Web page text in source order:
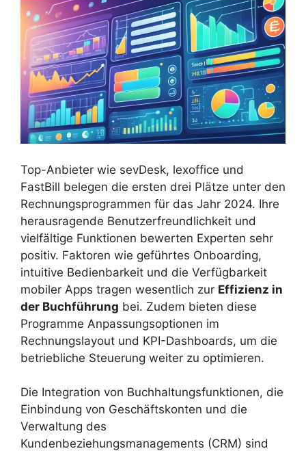
Top-Anbieter wie sevDesk, lexoffice und
FastBill belegen die ersten drei Plätze unter den
Rechnungsprogrammen für das Jahr 2024. Ihre
herausragende Benutzerfreundlichkeit und
vielfältige Funktionen bewerten Experten sehr
positiv. Faktoren wie geführtes Onboarding,
intuitive Bedienbarkeit und die Verfügbarkeit
mobiler Apps tragen wesentlich zur Effizienz in
der Buchführung bei. Zudem bieten diese
Programme Anpassungsoptionen im
Rechnungslayout und KPI-Dashboards, um die
betriebliche Steuerung weiter zu optimieren.
Die Integration von Buchhaltungsfunktionen, die
Einbindung von Geschäftskonten und die
Verwaltung des
Kundenbeziehungsmanagements (CRM) sind